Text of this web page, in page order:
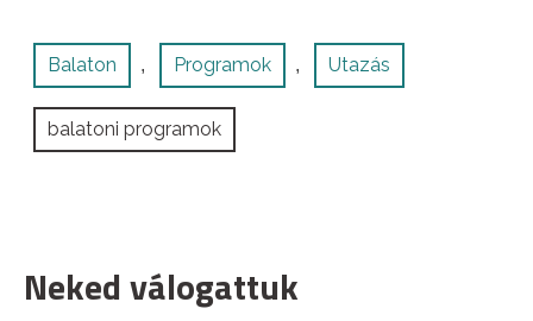
Balaton , Programok , Utazás
balatoni programok
Neked válogattuk